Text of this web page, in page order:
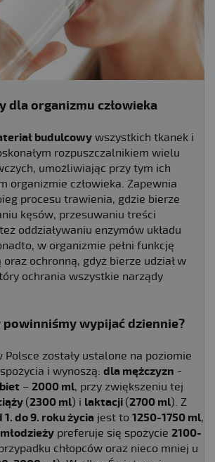
dla organizmu człowieka
budulcowy wszystkich tkanek i
rozpuszczalnikiem wielu
umożliwiając przy tym ich
organizmie człowieka. Zapewnia
procesu trawienia, gdzie bierze
kęsów, przesuwaniu treści
oddziaływaniu enzymów układu
w organizmie pełni funkcję
ochronną, gdyż bierze udział w
ochrania wszystkie narządy
wypijać dziennie?
Polsce zostały ustalone na poziomie
i wynoszą: dla mężczyzn -
– 2000 ml, przy zwiększeniu tej
(2300 ml) i laktacji (2700 ml). Z
1. do 9. roku życia jest to 1250-1750 ml,
młodzieży preferuje się spożycie 2100-
chłopców oraz nieco mniej u